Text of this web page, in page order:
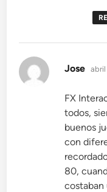
Jose abril
FX
todos,
buenos
con
80,
costaban